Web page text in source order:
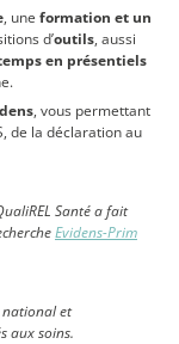
, une formation et un
d’outils, aussi
en présentiels
, vous permettant
de la déclaration au
Santé a fait
Evidens-Prim
national et
aux soins.